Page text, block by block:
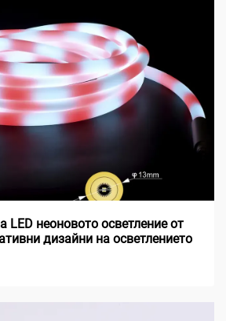
LED неоновото осветление от
дизайни на осветлението